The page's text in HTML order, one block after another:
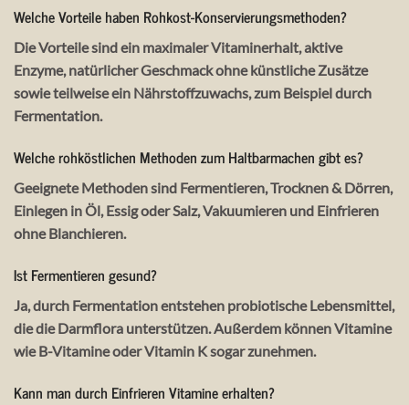
Welche Vorteile haben Rohkost-Konservierungsmethoden?
Die Vorteile sind ein maximaler Vitaminerhalt, aktive
Enzyme, natürlicher Geschmack ohne künstliche Zusätze
sowie teilweise ein Nährstoffzuwachs, zum Beispiel durch
Fermentation.
Welche rohköstlichen Methoden zum Haltbarmachen gibt es?
Geeignete Methoden sind Fermentieren, Trocknen & Dörren,
Einlegen in Öl, Essig oder Salz, Vakuumieren und Einfrieren
ohne Blanchieren.
Ist Fermentieren gesund?
Ja, durch Fermentation entstehen probiotische Lebensmittel,
die die Darmflora unterstützen. Außerdem können Vitamine
wie B-Vitamine oder Vitamin K sogar zunehmen.
Kann man durch Einfrieren Vitamine erhalten?